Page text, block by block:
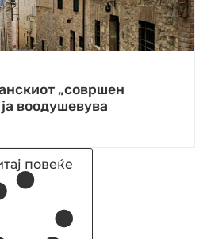
„совршен
воодушевува
повеќе